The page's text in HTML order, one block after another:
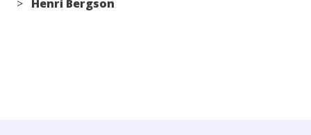
> Henri Bergson